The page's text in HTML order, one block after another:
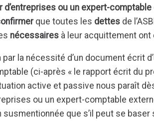
d’entreprises ou un expert-comptable
que toutes les dettes de
nécessaires à leur acquittement ont
la nécessité d’un document écrit
(ci-après « le rapport écrit du
active et passive nous paraît
ou un expert-comptable
que s’il peut se baser